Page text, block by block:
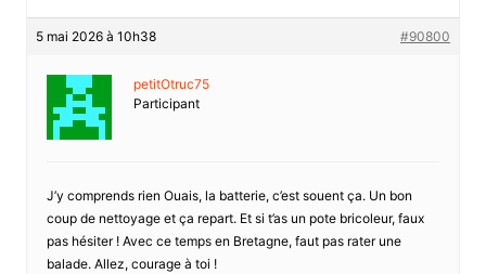
5 mai 2026 à 10h38 #90800
petitOtruc75
Participant
J’y comprends rien Ouais, la batterie, c’est souent ça. Un bon
coup de nettoyage et ça repart. Et si t’as un pote bricoleur, faux
pas hésiter ! Avec ce temps en Bretagne, faut pas rater une
balade. Allez, courage à toi !